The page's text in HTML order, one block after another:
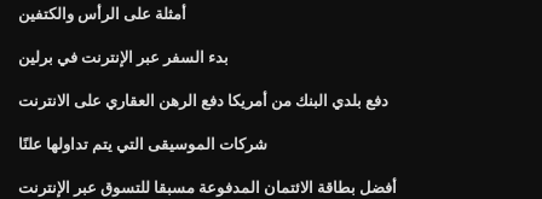
أمثلة على الرأس والكتفين
بدء السفر عبر الإنترنت في برلين
دفع بلدي البنك من أمريكا دفع الرهن العقاري على الانترنت
شركات الموسيقى التي يتم تداولها علنًا
أفضل بطاقة الائتمان المدفوعة مسبقا للتسوق عبر الإنترنت